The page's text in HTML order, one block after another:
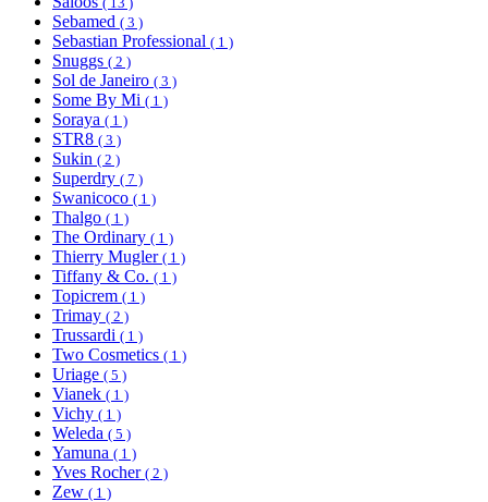
Sebamed ( 3 )
Sebastian Professional ( 1 )
Snuggs ( 2 )
Sol de Janeiro ( 3 )
Some By Mi ( 1 )
Soraya ( 1 )
STR8 ( 3 )
Sukin ( 2 )
Superdry ( 7 )
Swanicoco ( 1 )
Thalgo ( 1 )
The Ordinary ( 1 )
Thierry Mugler ( 1 )
Tiffany & Co. ( 1 )
Topicrem ( 1 )
Trimay ( 2 )
Trussardi ( 1 )
Two Cosmetics ( 1 )
Uriage ( 5 )
Vianek ( 1 )
Vichy ( 1 )
Weleda ( 5 )
Yamuna ( 1 )
Yves Rocher ( 2 )
Zew ( 1 )